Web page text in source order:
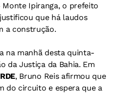
Ipiranga, o prefeito
que há laudos
a construção.
na manhã desta quinta-
da Justiça da Bahia. Em
, Bruno Reis afirmou que
do circuito e espera que a